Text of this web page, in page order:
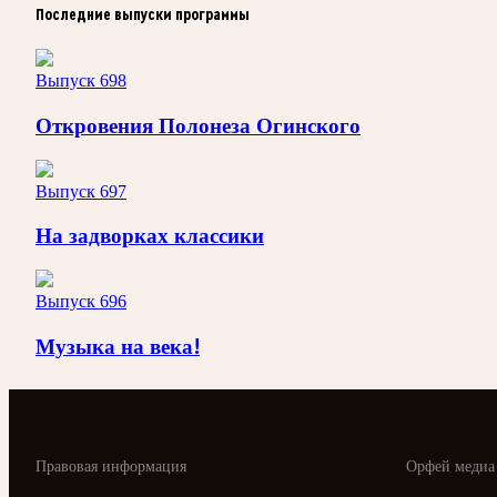
Последние выпуски программы
Выпуск 698
Откровения Полонеза Огинского
Выпуск 697
На задворках классики
Выпуск 696
Музыка на века!
Орфей медиа
Правовая информация